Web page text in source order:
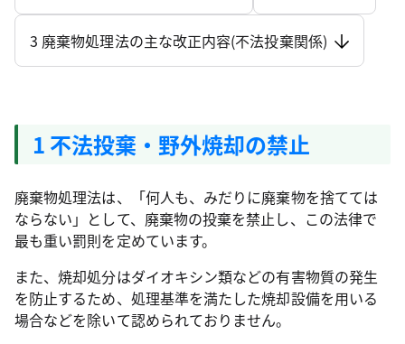
3 廃棄物処理法の主な改正内容(不法投棄関係)
1 不法投棄・野外焼却の禁止
廃棄物処理法は、「何人も、みだりに廃棄物を捨てては
ならない」として、廃棄物の投棄を禁止し、この法律で
最も重い罰則を定めています。
また、焼却処分はダイオキシン類などの有害物質の発生
を防止するため、処理基準を満たした焼却設備を用いる
場合などを除いて認められておりません。